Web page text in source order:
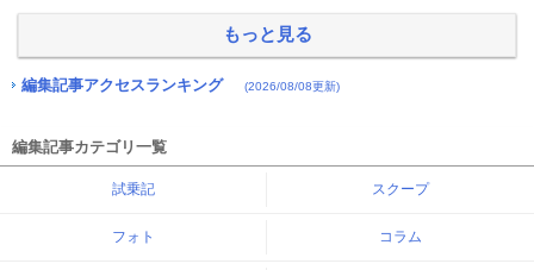
もっと見る
編集記事アクセスランキング (2026/08/08更新)
編集記事カテゴリ一覧
試乗記 スクープ
フォト コラム